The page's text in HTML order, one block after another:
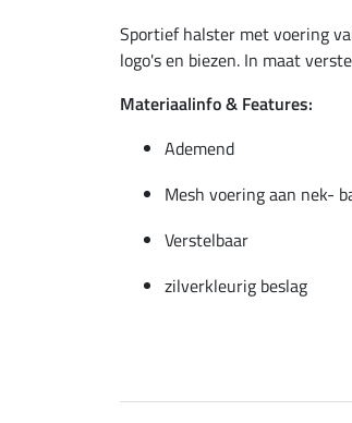
Sportief halster met voering
logo's en biezen. In maat
Materiaalinfo & Features:
Ademend
Mesh voering aan nek-
Verstelbaar
zilverkleurig beslag